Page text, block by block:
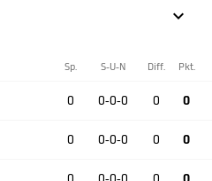

Sp. S-U-N Diff. Pkt.
0 0-0-0 0 0
0 0-0-0 0 0